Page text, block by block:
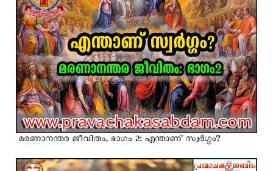
മരണാനന്തര ജീവിതം, ഭാഗം 2: എന്താണ് സ്വർഗ്ഗം?